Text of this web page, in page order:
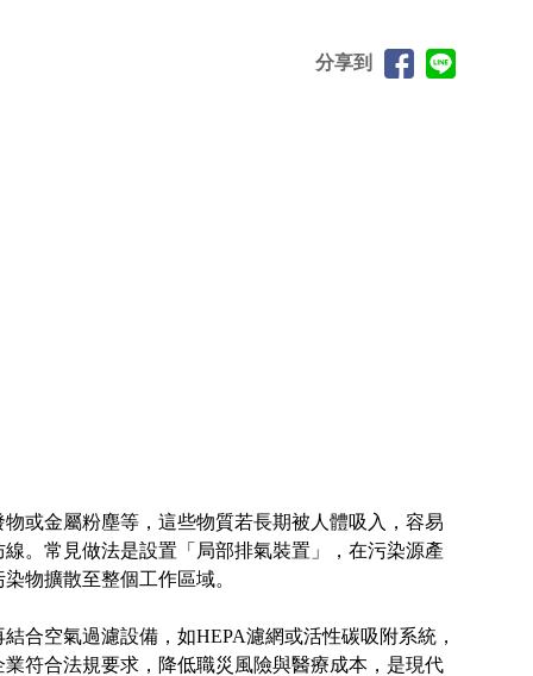
分享到
或金屬粉塵等，這些物質若長期被人體吸入，容易
。常見做法是設置「局部排氣裝置」，在污染源產
物擴散至整個工作區域。
合空氣過濾設備，如HEPA濾網或活性碳吸附系統，
符合法規要求，降低職災風險與醫療成本，是現代